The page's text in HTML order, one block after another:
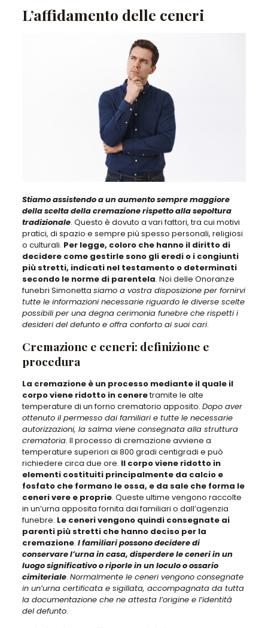
L’affidamento delle ceneri
Stiamo assistendo a un aumento sempre maggiore
della scelta della cremazione rispetto alla sepoltura
tradizionale. Questo è dovuto a vari fattori, tra cui motivi
pratici, di spazio e sempre più spesso personali, religiosi
o culturali. Per legge, coloro che hanno il diritto di
decidere come gestirle sono gli eredi o i congiunti
più stretti, indicati nel testamento o determinati
secondo le norme di parentela. Noi delle Onoranze
funebri Simonetta siamo a vostra disposizione per fornirvi
tutte le informazioni necessarie riguardo le diverse scelte
possibili per una degna cerimonia funebre che rispetti i
desideri del defunto e offra conforto ai suoi cari.
Cremazione e ceneri: definizione e
procedura
La cremazione è un processo mediante il quale il
corpo viene ridotto in ceneretramite le alte
temperature di un forno crematorio apposito. Dopo aver
ottenuto il permesso dai familiari e tutte le necessarie
autorizzazioni, la salma viene consegnata alla struttura
crematoria. Il processo di cremazione avviene a
temperature superiori ai 800 gradi centigradi e può
richiedere circa due ore. Il corpo viene ridotto in
elementi costituiti principalmente da calcio e
fosfato che formano le ossa, e da sale che forma le
ceneri vere e proprie. Queste ultime vengono raccolte
in un’urna apposita fornita dai familiari o dall’agenzia
funebre. Le ceneri vengono quindi consegnate ai
parenti più stretti che hanno deciso per la
cremazione. I familiari possono decidere di
conservare l’urna in casa, disperdere le ceneri in un
luogo significativo o riporle in un loculo o ossario
cimiteriale. Normalmente le ceneri vengono consegnate
in un’urna certificata e sigillata, accompagnata da tutta
la documentazione che ne attesta l’origine e l’identità
del defunto.